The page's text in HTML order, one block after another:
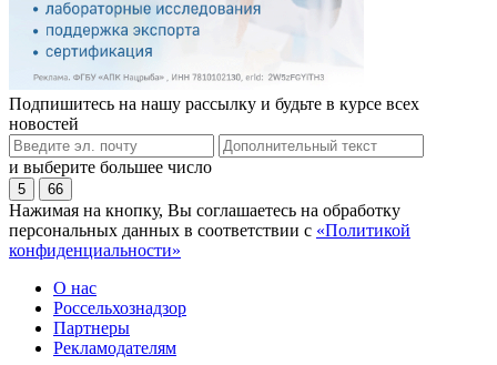
Подпишитесь на нашу рассылку и будьте в курсе всех
новостей
и выберите большее число
5 66
Нажимая на кнопку, Вы соглашаетесь на обработку
персональных данных в соответствии с «Политикой
конфиденциальности»
О нас
Россельхознадзор
Партнеры
Рекламодателям